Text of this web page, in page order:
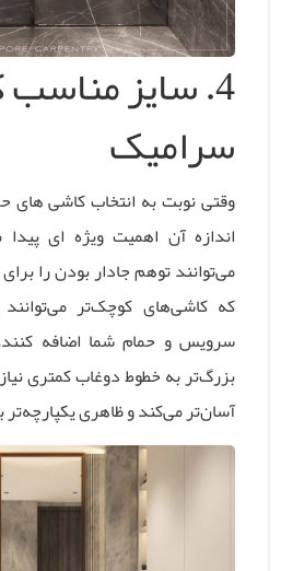
4. سایز
سرامیک
وقتی نوبت به انتخاب کاشی
اندازه آن اهمیت ویژه ای
می‌توانند توهم جادار بودن را
که کاشی‌های کوچک‌تر
سرویس و حمام شما اضافه
بزرگ‌تر به خطوط دوغاب کمتری
آسان‌تر می‌کند و ظاهری